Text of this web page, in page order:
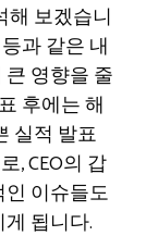
해 보겠습니
과 같은 내
영향을 줄
후에는 해
실적 발표
, CEO의 갑
이슈들도
됩니다.